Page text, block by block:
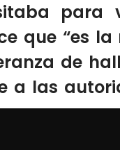
para
que “es
de
a las